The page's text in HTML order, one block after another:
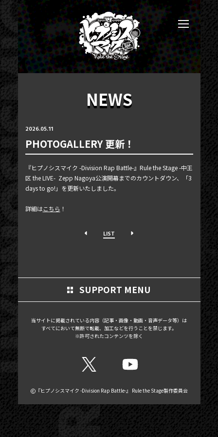
NEWS
TICKET
PHOTOGALLERY
MOVIE
MY PAGE
MEMBER'S CARD
NEWS
2026.05.11
PHOTOGALLERY 更新！
『ヒプノシスマイク -Division Rap Battle-』Rule the Stage -中王
区 the LIVE- Zepp Nagoya公演開幕までのカウントダウン、「3
days to go!」を更新いたしました。
詳細はこちら ！
LIST
SUPPORT MENU
当サイトに掲載されている内容（記事・画像・動画・音声データ等）は
すべてにおいて無断で転載、加工などを行うことを禁じます。
※許可されたコンテンツを除く
『ヒプノシスマイク -Division Rap Battle-』 Rule the Stage製作委員会